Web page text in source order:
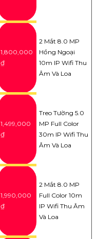
1,800,000
₫
2 Mắt 8.0 MP
Hồng Ngoại
10m IP Wifi Thu
Âm Và Loa
1,499,000
₫
Treo Tường 5.0
MP Full Color
30m IP Wifi Thu
Âm Và Loa
1,990,000
₫
2 Mắt 8.0 MP
Full Color 10m
IP Wifi Thu Âm
Và Loa